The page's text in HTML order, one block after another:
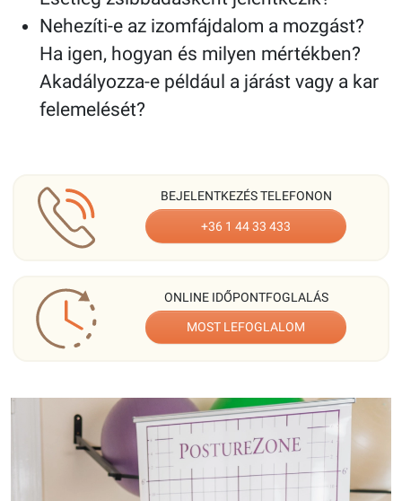
Nehezíti-e az izomfájdalom a mozgást?
Ha igen, hogyan és milyen mértékben?
Akadályozza-e például a járást vagy a kar
felemelését?
BEJELENTKEZÉS TELEFONON
+36 1 44 33 433
ONLINE IDŐPONTFOGLALÁS
MOST LEFOGLALOM